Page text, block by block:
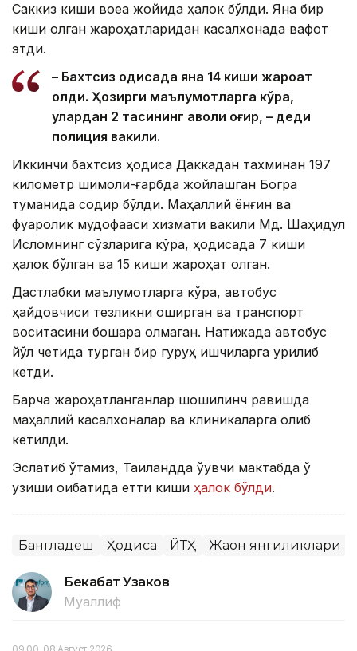
Саккиз киши воқеа жойида ҳалок бўлди. Яна бир
киши олган жароҳатларидан касалхонада вафот
этди.
– Бахтсиз ҳодисада яна 14 киши жароҳат
олди. Ҳозирги маълумотларга кўра,
улардан 2 тасининг аҳволи оғир, – деди
полиция вакили.
Иккинчи бахтсиз ҳодиса Даккадан тахминан 197
километр шимоли-ғарбда жойлашган Богра
туманида содир бўлди. Маҳаллий ёнғин ва
фуқаролик мудофааси хизмати вакили Мд. Шаҳидул
Исломнинг сўзларига кўра, ҳодисада 7 киши
ҳалок бўлган ва 15 киши жароҳат олган.
Дастлабки маълумотларга кўра, автобус
ҳайдовчиси тезликни оширган ва транспорт
воситасини бошқара олмаган. Натижада автобус
йўл четида турган бир гуруҳ ишчиларга урилиб
кетди.
Барча жароҳатланганлар шошилинч равишда
маҳаллий касалхоналар ва клиникаларга олиб
кетилди.
Эслатиб ўтамиз, Таиландда ўқувчи мактабда ўқ
узиши оқибатида етти киши ҳалок бўлди.
Бангладеш Ҳодиса ЙТҲ Жаҳон янгиликлари
Бекабат Узаков
Муаллиф